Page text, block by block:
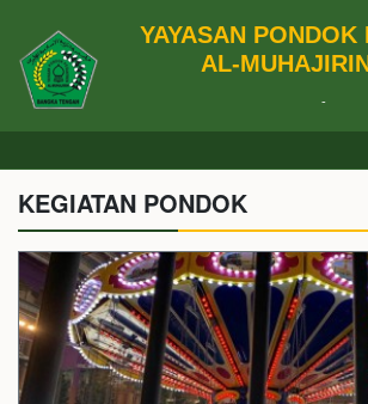
YAYASAN PONDOK
AL-
-
KEGIATAN PONDOK